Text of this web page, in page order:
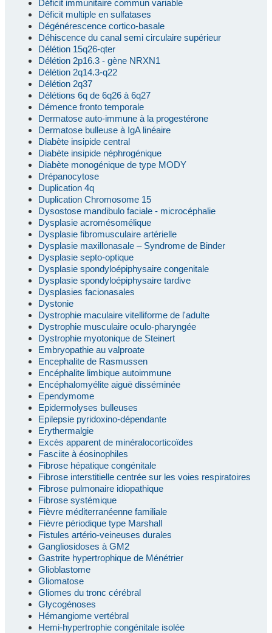
Déficit immunitaire commun variable
Déficit multiple en sulfatases
Dégénérescence cortico-basale
Déhiscence du canal semi circulaire supérieur
Délétion 15q26-qter
Délétion 2p16.3 - gène NRXN1
Délétion 2q14.3-q22
Délétion 2q37
Délétions 6q de 6q26 à 6q27
Démence fronto temporale
Dermatose auto-immune à la progestérone
Dermatose bulleuse à IgA linéaire
Diabète insipide central
Diabète insipide néphrogénique
Diabète monogénique de type MODY
Drépanocytose
Duplication 4q
Duplication Chromosome 15
Dysostose mandibulo faciale - microcéphalie
Dysplasie acromésomélique
Dysplasie fibromusculaire artérielle
Dysplasie maxillonasale – Syndrome de Binder
Dysplasie septo-optique
Dysplasie spondyloépiphysaire congenitale
Dysplasie spondyloépiphysaire tardive
Dysplasies facionasales
Dystonie
Dystrophie maculaire vitelliforme de l'adulte
Dystrophie musculaire oculo-pharyngée
Dystrophie myotonique de Steinert
Embryopathie au valproate
Encephalite de Rasmussen
Encéphalite limbique autoimmune
Encéphalomyélite aiguë disséminée
Ependymome
Epidermolyses bulleuses
Epilepsie pyridoxino-dépendante
Erythermalgie
Excès apparent de minéralocorticoïdes
Fasciite à éosinophiles
Fibrose hépatique congénitale
Fibrose interstitielle centrée sur les voies respiratoires
Fibrose pulmonaire idiopathique
Fibrose systémique
Fièvre méditerranéenne familiale
Fièvre périodique type Marshall
Fistules artério-veineuses durales
Gangliosidoses à GM2
Gastrite hypertrophique de Ménétrier
Glioblastome
Gliomatose
Gliomes du tronc cérébral
Glycogénoses
Hémangiome vertébral
Hemi-hypertrophie congénitale isolée